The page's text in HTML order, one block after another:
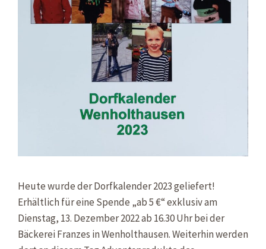
Heute wurde der Dorfkalender 2023 geliefert!
Erhältlich für eine Spende „ab 5 €“ exklusiv am
Dienstag, 13. Dezember 2022 ab 16.30 Uhr bei der
Bäckerei Franzes in Wenholthausen. Weiterhin werden